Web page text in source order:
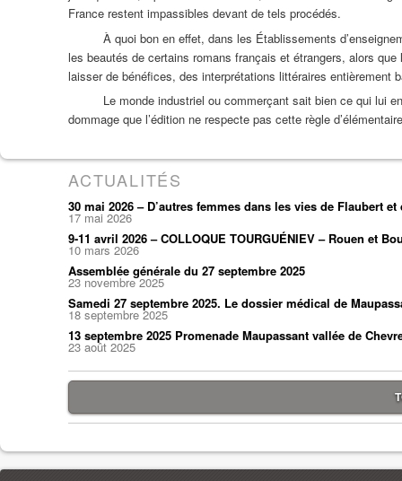
France restent impassibles devant de tels procédés.
À quoi bon en effet, dans les Établissements
les beautés de certains romans français et étrangers, alors
laisser de bénéfices, des interprétations littéraires entièrement
Le monde industriel ou commerçant sait bien ce qui lui
dommage que l’édition ne respecte pas cette règle
ACTUALITÉS
30 mai 2026 – D’autres femmes dans les vies de Flaubert et
17 mai 2026
9-11 avril 2026 – COLLOQUE TOURGUÉNIEV – Rouen et
10 mars 2026
Assemblée générale du 27 septembre 2025
23 novembre 2025
Samedi 27 septembre 2025. Le dossier médical de
18 septembre 2025
13 septembre 2025 Promenade Maupassant vallée de
23 août 2025